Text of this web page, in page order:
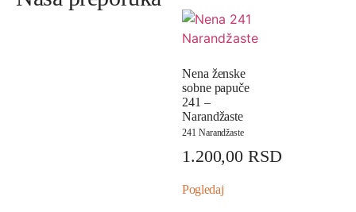
Nena ženske
sobne papuče
241 –
Narandžaste
241 Narandžaste
1.200,00RSD
Pogledaj